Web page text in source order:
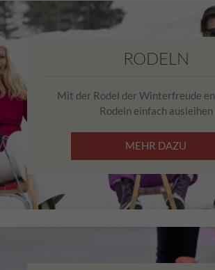
RODELN
Mit der Rodel der Winterfreude
Rodeln einfach ausleihen
MEHR DAZU